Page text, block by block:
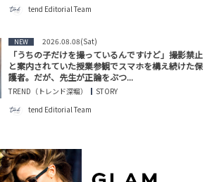
tend Editorial Team
NEW 2026.08.08(Sat)
「うちの子だけを撮っているんですけど」撮影禁止
と案内されていた授業参観でスマホを構え続けた保
護者。だが、先生が正論をぶつ...
TREND（トレンド深堀）
STORY
tend Editorial Team